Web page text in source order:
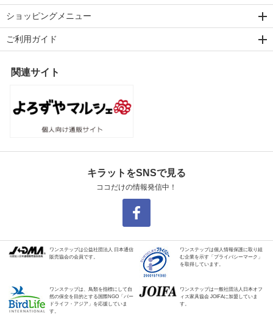
ショッピングメニュー
ご利用ガイド
関連サイト
キラットをSNSで見る
ココだけの情報発信中！
ワンステップは公益社団法人 日本通信
販売協会の会員です。
ワンステップは個人情報保護に取り組
む企業を示す「プライバシーマーク」
を取得しています。
ワンステップは、鳥類を指標にして自
然の保全を目的とする国際NGO「バー
ドライフ・アジア」を応援していま
す。
ワンステップは一般社団法人日本オフ
ィス家具協会 JOIFAに加盟していま
す。